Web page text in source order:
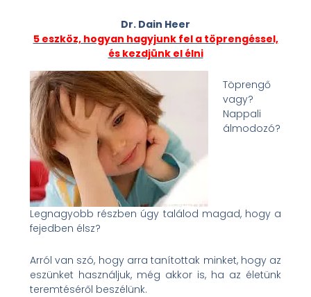
Dr. Dain Heer
5 eszköz, hogyan hagyjunk fel a töprengéssel,
és kezdjünk el élni
Töprengő
vagy?
Nappali
álmodozó?
Legnagyobb részben úgy találod magad, hogy a
fejedben élsz?
Arról van szó, hogy arra tanítottak minket, hogy az
eszünket használjuk, még akkor is, ha az életünk
teremtéséről beszélünk.